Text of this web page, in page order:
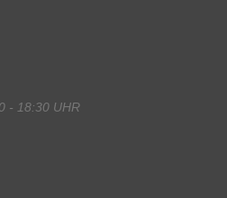
- 18:30 UHR